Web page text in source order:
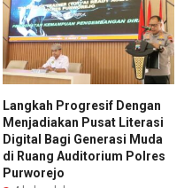
Langkah Progresif Dengan
Menjadiakan Pusat Literasi
Digital Bagi Generasi Muda
di Ruang Auditorium Polres
Purworejo